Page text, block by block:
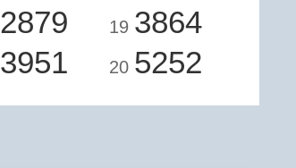
2879
3951
19 3864
20 5252